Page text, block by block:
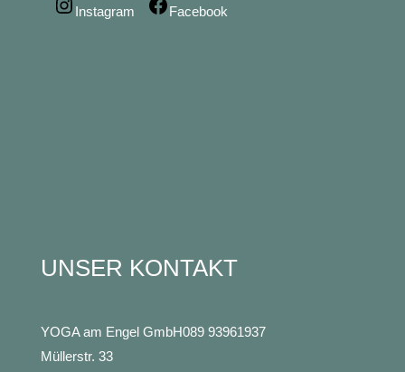
Instagram Facebook
UNSER KONTAKT
YOGA am Engel GmbH
Müllerstr. 33
089 93961937